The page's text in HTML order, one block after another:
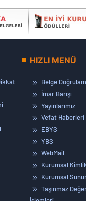
HIZLI MENÜ
Belge
İmar Barışı
Yayınlarımız
Vefat Haberleri
EBYS
YBS
WebMail
Kurumsal
Kurumsal
Taşınmaz